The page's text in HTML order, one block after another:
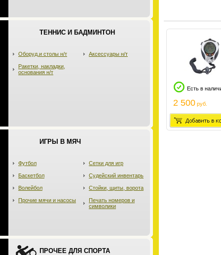
ТЕННИС И БАДМИНТОН
Оборуд.и столы н/т
Ракетки, накладки,
основания н/т
Аксессуары н/т
ИГРЫ В МЯЧ
Футбол
Баскетбол
Волейбол
Прочие мячи и насосы
Сетки для игр
Судейский инвентарь
Стойки, щиты, ворота
Печать номеров и
символики
ПРОЧЕЕ ДЛЯ СПОРТА
Есть в
2 500 руб.